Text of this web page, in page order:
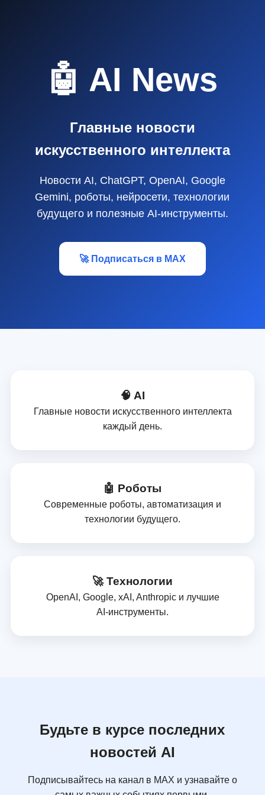
🤖 AI News
Главные новости
искусственного интеллекта
Новости AI, ChatGPT, OpenAI, Google
Gemini, роботы, нейросети, технологии
будущего и полезные AI‑инструменты.
🚀 Подписаться в MAX
🧠 AI
Главные новости искусственного интеллекта
каждый день.
🤖 Роботы
Современные роботы, автоматизация и
технологии будущего.
🚀 Технологии
OpenAI, Google, xAI, Anthropic и лучшие
AI‑инструменты.
Будьте в курсе последних
новостей AI
Подписывайтесь на канал в MAX и узнавайте о